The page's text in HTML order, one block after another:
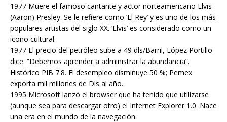
1977 Muere el famoso cantante y actor norteamericano Elvis
(Aaron) Presley. Se le refiere como ‘El Rey’ y es uno de los más
populares artistas del siglo XX. ‘Elvis’ es considerado como un
icono cultural.
1977 El precio del petróleo sube a 49 dls/Barril, López Portillo
dice: “Debemos aprender a administrar la abundancia”.
Histórico PIB 7.8. El desempleo disminuye 50 %; Pemex
exporta mil millones de Dls al año.
1995 Microsoft lanzó el browser que ha tenido que utilizarse
(aunque sea para descargar otro) el Internet Explorer 1.0. Nace
una era en el mundo de la navegación.